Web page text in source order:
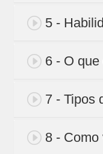
5 -
6 - O
7 - Tipos
8 - Como